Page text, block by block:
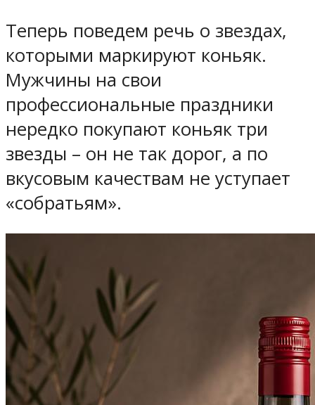
Теперь поведем речь о звездах,
которыми маркируют коньяк.
Мужчины на свои
профессиональные праздники
нередко покупают коньяк три
звезды – он не так дорог, а по
вкусовым качествам не уступает
«собратьям».